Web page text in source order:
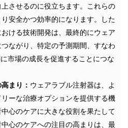
させるのに役立ちます。これらの
安全かつ効率的になります。した
ける技術開発は、最終的にウェア
ながり、特定の予測期間、すなわ
市場の成長を促進することにつな
まり： ウェアラブル注射器は、よ
ーな治療オプションを提供する機
心のケアに大きな役割を果たして
心のケアへの注目の高まりは、最